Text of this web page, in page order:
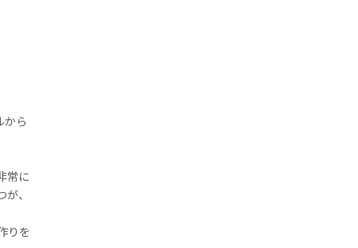
から
常に
、
りを